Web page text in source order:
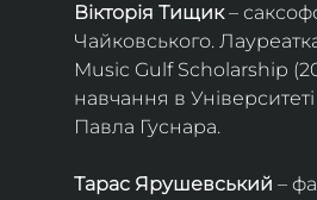
Вікторія Тищик –
Чайковського.
Music Gulf Scholarship
навчання в
Павла Гуснара.
Тарас Ярушевський –